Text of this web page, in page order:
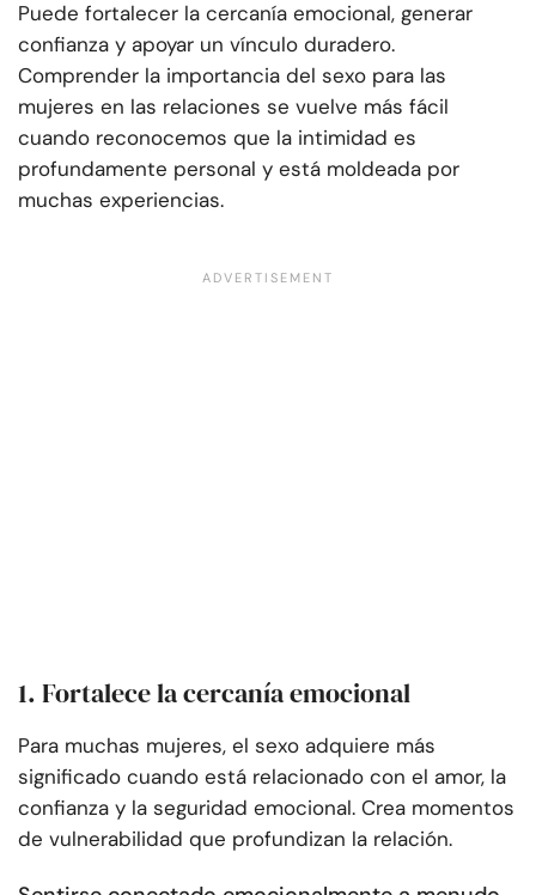
Puede fortalecer la cercanía emocional, generar
confianza y apoyar un vínculo duradero.
Comprender la importancia del sexo para las
mujeres en las relaciones se vuelve más fácil
cuando reconocemos que la intimidad es
profundamente personal y está moldeada por
muchas experiencias.
1. Fortalece la cercanía emocional
Para muchas mujeres, el sexo adquiere más
significado cuando está relacionado con el amor, la
confianza y la seguridad emocional. Crea momentos
de vulnerabilidad que profundizan la relación.